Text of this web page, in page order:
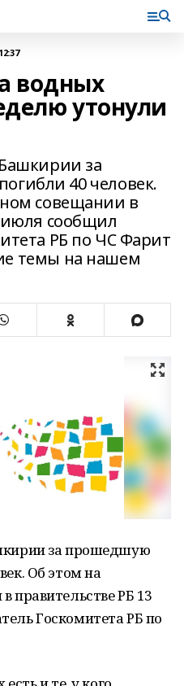
водных
утонули
за
40 человек.
совещании в
июля сообщил
РБ по ЧС Фарит
темы на нашем
за прошедшую
Об этом на
правительстве РБ 13
Госкомитета РБ по